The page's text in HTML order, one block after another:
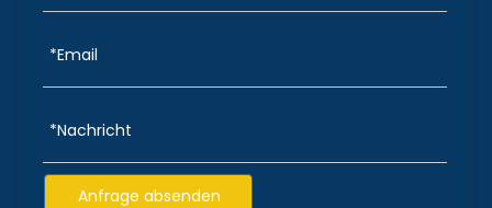
Anfrage absenden